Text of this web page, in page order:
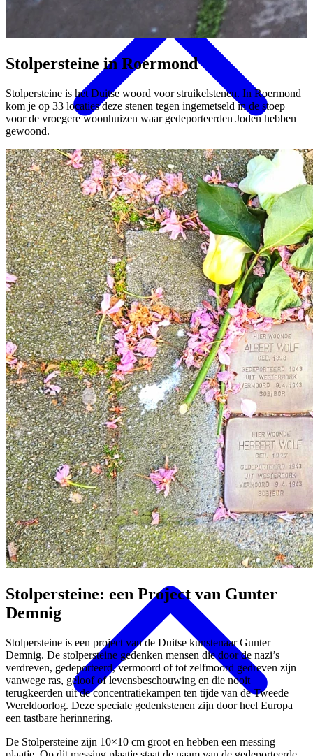
Doen
Plan je bezoek
Stolpersteine in Roermond
Stolpersteine is het Duitse woord voor struikelstenen. In Roermond
kom je op 33 locaties deze stenen tegen ingemetseld in de stoep
voor de vroegere woonhuizen waar gedeporteerden Joden hebben
gewoond.
Stolpersteine: een Project van Gunter
Demnig
Stolpersteine is een project van de Duitse kunstenaar Gunter
Demnig. De stolpersteine gedenken mensen die door de nazi’s
verdreven, gedeporteerd, vermoord of tot zelfmoord gedreven zijn
vanwege ras, geloof of levensbeschouwing en die nooit
terugkeerden uit de concentratiekampen ten tijde van de Tweede
Wereldoorlog. Deze speciale gedenkstenen zijn door heel Europa
een tastbare herinnering.
De Stolpersteine zijn 10×10 cm groot en hebben een messing